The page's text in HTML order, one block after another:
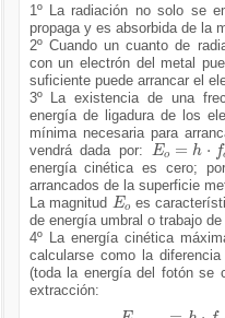
1º La radiación no solo se
propaga y es absorbida de la
2º Cuando un cuanto de
con un electrón del metal
suficiente puede arrancar el
3º La existencia de una
energía de ligadura de los
mínima necesaria para
vendrá dada por:
Eo= h·fo
energía cinética es cero;
arrancados de la superficie
La magnitud
Eo
es
de energía umbral o trabajo
4º La energía cinética
calcularse como la
(toda la energía del fotón se
extracción:
Ec h E